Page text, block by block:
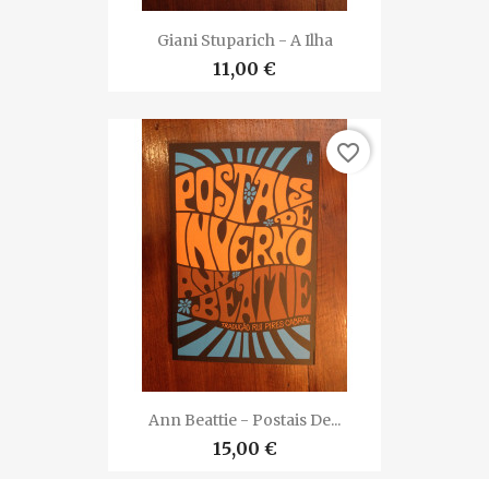
Giani Stuparich - A Ilha
11,00 €
Ann Beattie - Postais De...
15,00 €
favorite_border